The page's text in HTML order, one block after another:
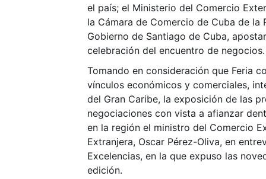
el país; el Ministerio del Comercio
la Cámara de Comercio de Cuba de la
Gobierno de Santiago de Cuba,
celebración del encuentro de negocios.
Tomando en consideración que Feria
vínculos económicos y comerciales,
del Gran Caribe, la exposición de las
negociaciones con vista a afianzar
en la región el ministro del Comercio
Extranjera, Oscar Pérez-Oliva, en
Excelencias, en la que expuso las
edición.